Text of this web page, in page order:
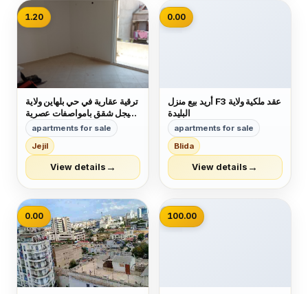
1.20
ترقية عقارية في حي بلهاين ولاية
جيجل شقق بامواصفات عصرية
في حي راقي جدا فيني دال دو
صول فايونس شوفاج سونطرال
كويزين ايكيبي مصعد كهربائي
b13 الاوراق عقد فردي موثق
ودفتر عقاري السعر f3مليار
و200 مليون ب...
apartments for sale
Jejil
View details →
📷
0.00
أريد بيع منزل F3 عقد ملكية ولاية
البليدة
apartments for sale
Blida
View details →
0.00 📷
100.00